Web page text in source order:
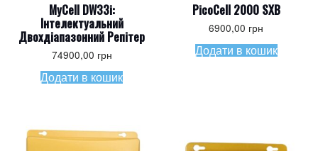
MyCell DW33i:
Інтелектуальний
Двохдіапазонний Репітер
74900,00 грн
Додати в кошик
PicoCell 2000 SXB
6900,00 грн
Додати в кошик